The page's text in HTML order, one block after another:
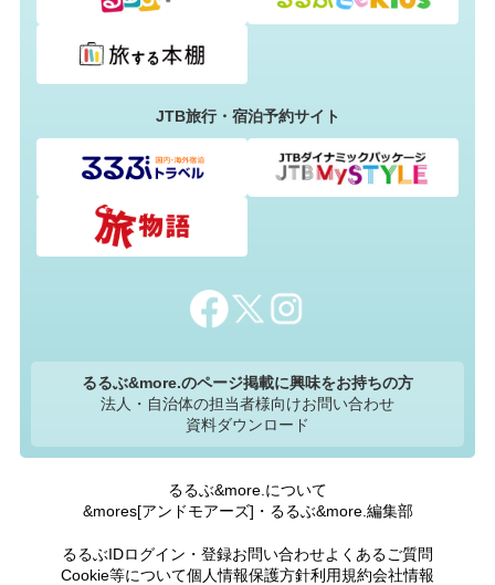
JTB旅行・宿泊予約サイト
るるぶ&more.のページ掲載に興味をお持ちの方
法人・自治体の担当者様向けお問い合わせ
資料ダウンロード
るるぶ&more.について
&mores[アンドモアーズ]・るるぶ&more.編集部
るるぶIDログイン・登録お問い合わせよくあるご質問
Cookie等について個人情報保護方針利用規約会社情報